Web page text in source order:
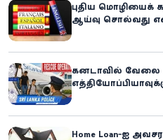
புதிய மொழியைக்
ஆய்வு சொல்வது
கனடாவில் வேலை
Home Loan-ஐ